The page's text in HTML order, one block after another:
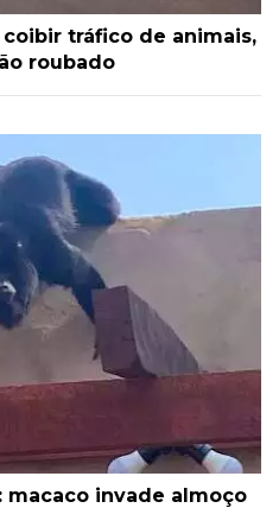
tráfico de animais,
roubado
macaco invade almoço